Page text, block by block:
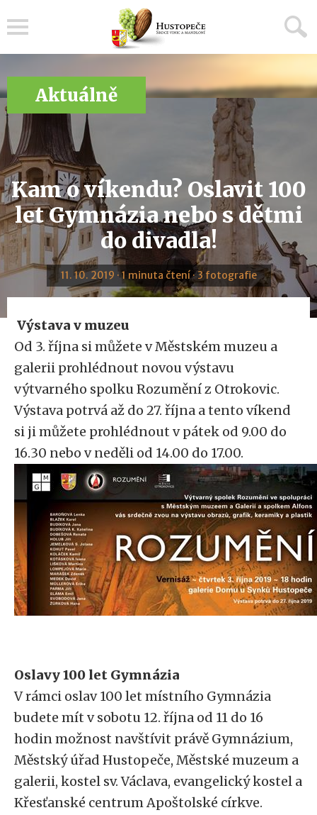
Aktuálně
Kam o víkendu? Oslavit 100
let Gymnázia nebo s dětmi
do divadla!
11. 10. 2019 · 1 minuta čtení · 3 fotografie
Výstava v muzeu
Od 3. října si můžete v Městském muzeu a
galerii prohlédnout novou výstavu
výtvarného spolku Rozumění z Otrokovic.
Výstava potrvá až do 27. října a tento víkend
si ji můžete prohlédnout v pátek od 9.00 do
16.30 nebo v neděli od 14.00 do 17.00.
Oslavy 100 let Gymnázia
V rámci oslav 100 let místního Gymnázia
budete mít v sobotu 12. října od 11 do 16
hodin možnost navštívit právě Gymnázium,
Městský úřad Hustopeče, Městské muzeum a
galerii, kostel sv. Václava, evangelický kostel a
Křesťanské centrum Apoštolské církve.